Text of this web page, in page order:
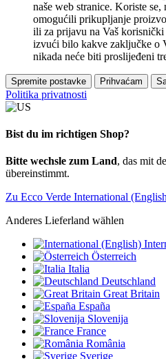
naše web stranice. Koriste
omogućili prikupljanje
ili za prijavu na Vaš
izvući bilo kakve zaključke o
nikada neće biti proslijeđeni
Spremite postavke Prihvaćam
Politika privatnosti
Bist du im richtigen Shop?
Bitte wechsle zum Land, das mit
übereinstimmt.
Zu Ecco Verde International
Anderes Lieferland wählen
Österreich
Italia
Deutschland
Great Britain
España
Slovenija
France
România
Sverige